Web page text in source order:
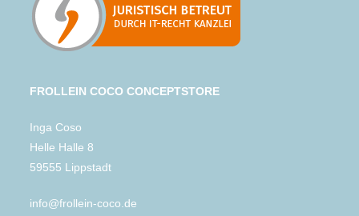
FROLLEIN COCO CONCEPTSTORE
Inga Coso
Helle Halle 8
59555 Lippstadt
info@frollein-coco.de